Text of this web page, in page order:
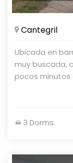
Cantegril
Ubicada en
muy buscada,
pocos minutos
centro, esta
excelentes
Living con
3 Dorms.